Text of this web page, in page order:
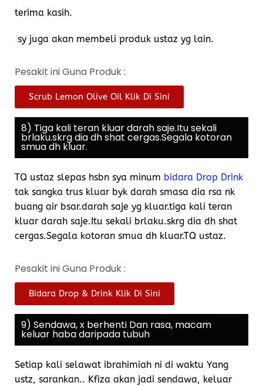
terima kasih.
sy juga akan membeli produk ustaz yg lain.
Pesakit ini Guna Produk :
Scrub Lemon Olive Oil Klik Di Sini
8) Tiga kali teran kluar darah saje.Itu sekali
brlaku.skrg dia dh shat cergas.Segala kotoran
smua dh kluar.
TQ ustaz slepas hsbn sya minum bidara Drop Drink
tak sangka trus kluar byk darah smasa dia rsa nk
buang air bsar.darah saje yg kluar.tiga kali teran
kluar darah saje.Itu sekali brlaku.skrg dia dh shat
cergas.Segala kotoran smua dh kluar.TQ ustaz.
Pesakit ini Guna Produk :
Bidara Drop & Drink Klik Di Sini
9) Sendawa, x berhenti Dan rasa, macam
keluar haba daripada tubuh
Setiap kali selawat ibrahimiah ni di waktu Yang
ustz, sarankan.. Kfiza akan jadi sendawa, keluar